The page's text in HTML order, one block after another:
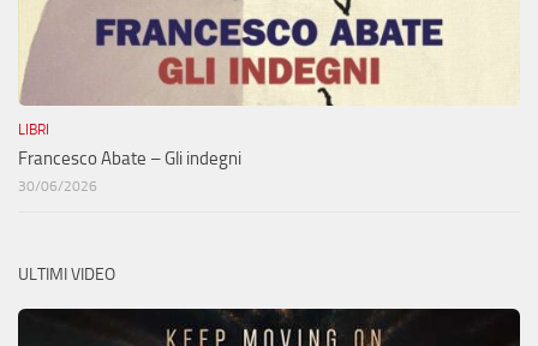
LIBRI
Francesco Abate – Gli indegni
30/06/2026
ULTIMI VIDEO